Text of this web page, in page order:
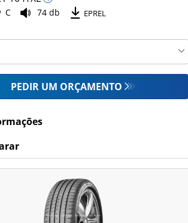
C 74 db EPREL
PEDIR UM ORÇAMENTO